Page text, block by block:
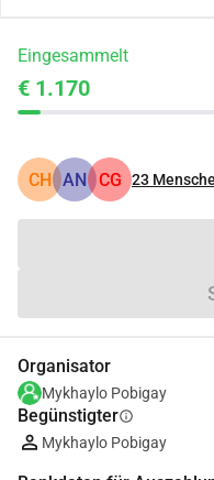
Eingesammelt
€ 1.170
CH AN CG 23
Organisator
Mykhaylo Pobigay
Begünstigterinfo
Mykhaylo Pobigay